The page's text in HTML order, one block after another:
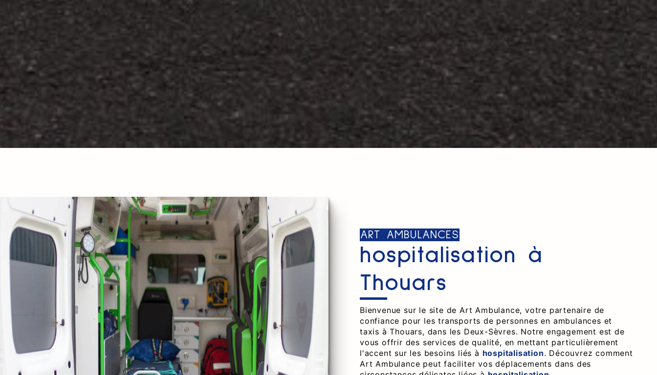
ART AMBULANCES
hospitalisation à
Thouars
Bienvenue sur le site de Art Ambulance, votre partenaire de
confiance pour les transports de personnes en ambulances et
taxis à Thouars, dans les Deux-Sèvres. Notre engagement est de
vous offrir des services de qualité, en mettant particulièrement
l'accent sur les besoins liés à hospitalisation. Découvrez comment
Art Ambulance peut faciliter vos déplacements dans des